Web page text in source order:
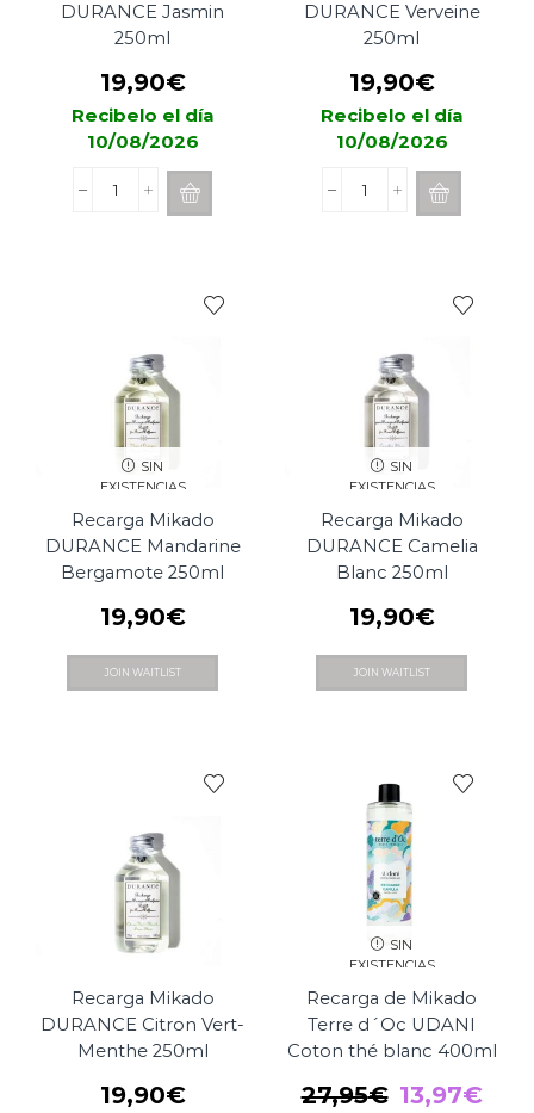
DURANCE Jasmin
250ml
19,90€
Recibelo el día
10/08/2026
Recarga
Mikado
DURANCE Verveine
250ml
19,90€
Recibelo el día
10/08/2026
Recarga
Mikado
SIN
EXISTENCIAS
Recarga Mikado
DURANCE Mandarine
Bergamote 250ml
19,90€
JOIN WAITLIST
SIN
EXISTENCIAS
Recarga Mikado
DURANCE Camelia
Blanc 250ml
19,90€
JOIN WAITLIST
Recarga Mikado
DURANCE Citron Vert-
Menthe 250ml
19,90€
SIN
EXISTENCIAS
Recarga de Mikado
Terre d´Oc UDANI
Coton thé blanc 400ml
27,95€ El
13,97€El